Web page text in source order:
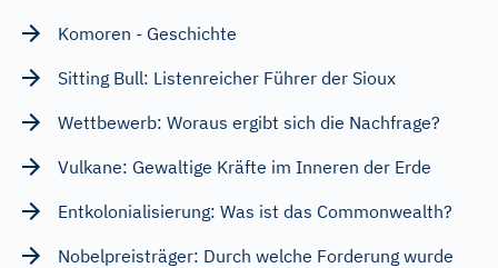
Komoren - Geschichte
Sitting Bull: Listenreicher Führer der Sioux
Wettbewerb: Woraus ergibt sich die Nachfrage?
Vulkane: Gewaltige Kräfte im Inneren der Erde
Entkolonialisierung: Was ist das Commonwealth?
Nobelpreisträger: Durch welche Forderung wurde